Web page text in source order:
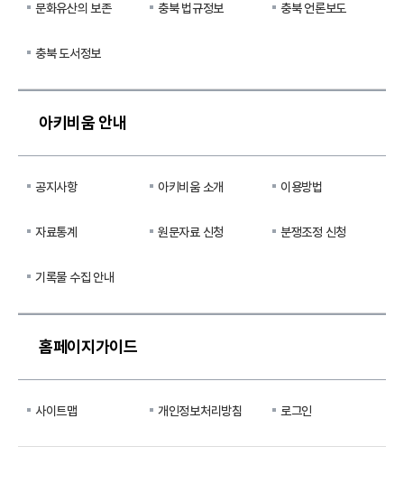
문화유산의 보존 충북 법규정보 충북 언론보도
충북 도서정보
아키비움 안내
공지사항 아키비움 소개 이용방법
자료통계 원문자료 신청 분쟁조정 신청
기록물 수집 안내
홈페이지가이드
사이트맵 개인정보처리방침 로그인